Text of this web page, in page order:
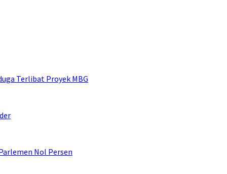
Terlibat Proyek MBG
Nol Persen